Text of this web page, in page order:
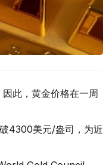
此，黄金价格在一周
4300美元/盎司，为近